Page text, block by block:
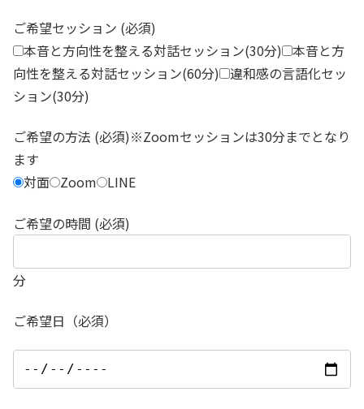
ご希望セッション (必須)
本音と方向性を整える対話セッション(30分) 本音と方
向性を整える対話セッション(60分) 違和感の言語化セッ
ション(30分)
ご希望の方法 (必須)※Zoomセッションは30分までとなり
ます
対面 Zoom LINE
ご希望の時間 (必須)
分
ご希望日（必須）